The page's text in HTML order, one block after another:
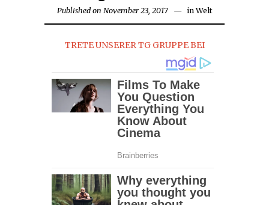
Published on November 23, 2017 in Welt
TRETE UNSERER TG GRUPPE BEI